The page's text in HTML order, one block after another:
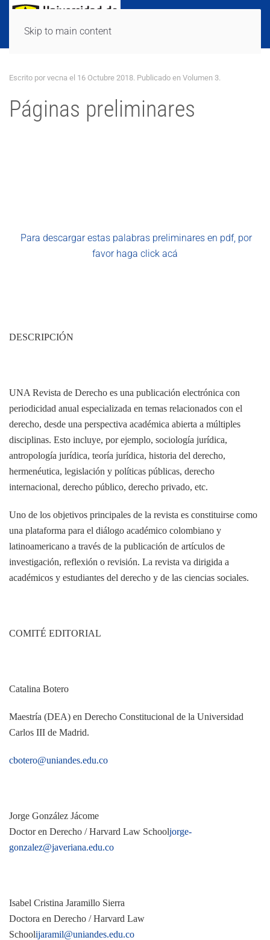
Skip to main content
Escrito por vecna el 16 Octubre 2018. Publicado en Volumen 3.
Páginas preliminares
Para descargar estas palabras preliminares en pdf, por
favor haga click acá
DESCRIPCIÓN
UNA Revista de Derecho es una publicación electrónica con
periodicidad anual especializada en temas relacionados con el
derecho, desde una perspectiva académica abierta a múltiples
disciplinas. Esto incluye, por ejemplo, sociología jurídica,
antropología jurídica, teoría jurídica, historia del derecho,
hermenéutica, legislación y políticas públicas, derecho
internacional, derecho público, derecho privado, etc.
Uno de los objetivos principales de la revista es constituirse como
una plataforma para el diálogo académico colombiano y
latinoamericano a través de la publicación de artículos de
investigación, reflexión o revisión. La revista va dirigida a
académicos y estudiantes del derecho y de las ciencias sociales.
COMITÉ EDITORIAL
Catalina Botero
Maestría (DEA) en Derecho Constitucional de la Universidad
Carlos III de Madrid.
cbotero@uniandes.edu.co
Jorge González Jácome
Doctor en Derecho / Harvard Law Schooljorge-
gonzalez@javeriana.edu.co
Isabel Cristina Jaramillo Sierra
Doctora en Derecho / Harvard Law
Schoolijaramil@uniandes.edu.co